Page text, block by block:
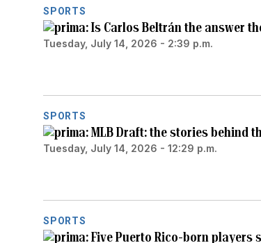
SPORTS
Is Carlos Beltrán the answer
Tuesday, July 14, 2026 - 2:39 p.m.
SPORTS
MLB Draft: the stories behind
Tuesday, July 14, 2026 - 12:29 p.m.
SPORTS
Five Puerto Rico-born players